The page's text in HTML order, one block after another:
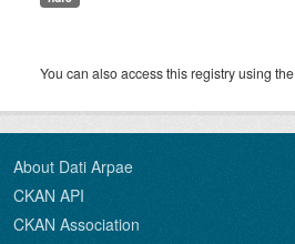
You can also access this registry using the
About Dati Arpae
CKAN API
CKAN Association